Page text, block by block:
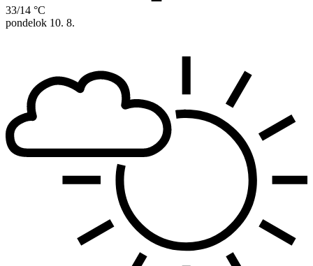
33/14 °C
pondelok 10. 8.